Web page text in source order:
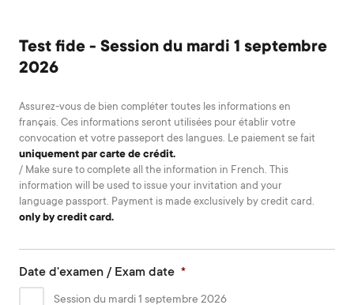
Test fide - Session du mardi 1 septembre
2026
Assurez-vous de bien compléter toutes les informations en
français. Ces informations seront utilisées pour établir votre
convocation et votre passeport des langues. Le paiement se fait
uniquement par carte de crédit.
/ Make sure to complete all the information in French. This
information will be used to issue your invitation and your
language passport. Payment is made exclusively by credit card.
only by credit card.
Date d'examen / Exam date *
Session du mardi 1 septembre 2026